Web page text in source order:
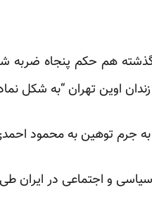
هم حکم پنجاه ضربه
اوین تهران “به شکل
به جرم توهین به محمود
سیاسی و اجتماعی در